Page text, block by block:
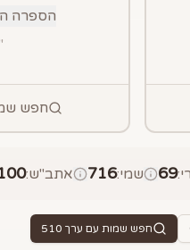
הספרה
חפש
:
69 שמי:
716 אתב"ש:
חפש שמות עם ערך 510